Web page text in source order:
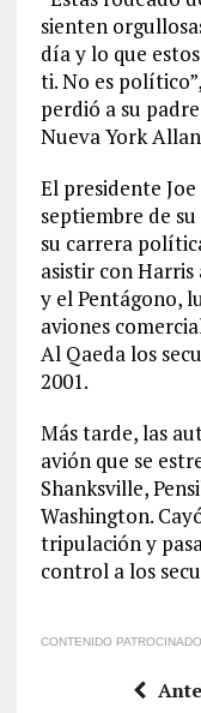
sienten
día y lo que
ti. No es
perdió a su
Nueva York
El presidente
septiembre de
su carrera
asistir con Harris
y el Pentágono,
aviones
Al Qaeda los
2001.
Más tarde, las
avión que se
Shanksville,
Washington.
tripulación y
control a los
CONTENIDO